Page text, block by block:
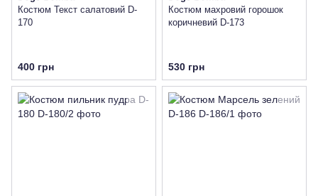
Костюм Текст салатовий D-
170
400 грн
Костюм махровий горошок
коричневий D-173
530 грн